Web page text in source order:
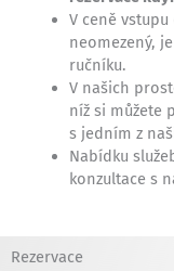
V ceně
neomezený,
ručníku.
V našich
níž si můžete
s jedním z
Nabídku
konzultace s
Rezervace